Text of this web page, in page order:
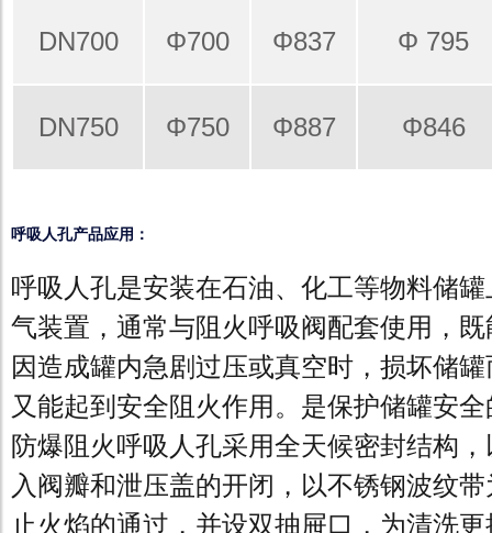
DN700 Φ700 Φ837 Φ 795
DN750 Φ750 Φ887 Φ846
呼吸人孔产品应用：
呼吸人孔是安装在石油、化工等物料储
气装置，通常与阻火呼吸阀配套使用，
因造成罐内急剧过压或真空时，损坏储
又能起到安全阻火作用。是保护储罐安
防爆阻火呼吸人孔采用全天候密封结构
入阀瓣和泄压盖的开闭，以不锈钢波纹
止火焰的通过，并设双抽屉口，为清洗